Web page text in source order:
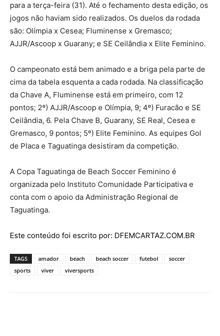
para a terça-feira (31). Até o fechamento desta edição, os
jogos não haviam sido realizados. Os duelos da rodada
são: Olímpia x Cesea; Fluminense x Gremasco;
AJJR/Ascoop x Guarany; e SE Ceilândia x Elite Feminino.
O campeonato está bem animado e a briga pela parte de
cima da tabela esquenta a cada rodada. Na classificação
da Chave A, Fluminense está em primeiro, com 12
pontos; 2º) AJJR/Ascoop e Olímpia, 9; 4º) Furacão e SE
Ceilândia, 6. Pela Chave B, Guarany, SE Real, Cesea e
Gremasco, 9 pontos; 5º) Elite Feminino. As equipes Gol
de Placa e Taguatinga desistiram da competição.
A Copa Taguatinga de Beach Soccer Feminino é
organizada pelo Instituto Comunidade Participativa e
conta com o apoio da Administração Regional de
Taguatinga.
Este conteúdo foi escrito por: DFEMCARTAZ.COM.BR
TAGS amador beach beach soccer futebol
soccer
sports
viver viversports